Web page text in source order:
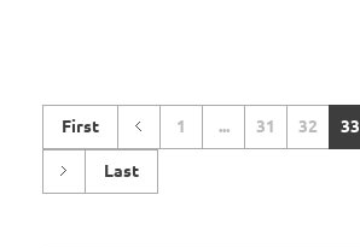
First 1 ... 31 32 33
Last